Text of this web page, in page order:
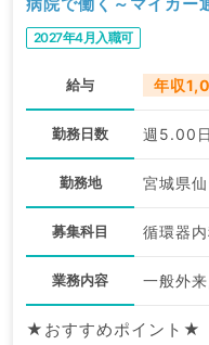
2027年4月入職可
給与 年収
勤務日数 週5.00日
勤務地 宮城県
募集科目 循環器
業務内容 一般外
★おすすめポイント★